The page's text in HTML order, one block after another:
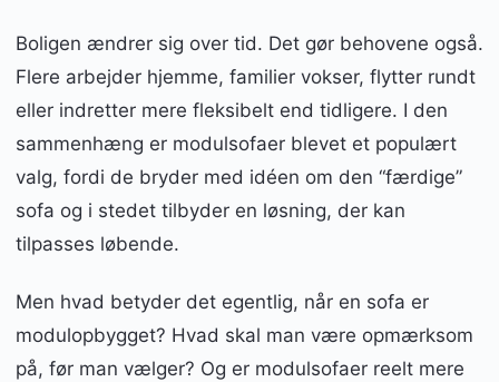
Boligen ændrer sig over tid. Det gør behovene også.
Flere arbejder hjemme, familier vokser, flytter rundt
eller indretter mere fleksibelt end tidligere. I den
sammenhæng er modulsofaer blevet et populært
valg, fordi de bryder med idéen om den “færdige”
sofa og i stedet tilbyder en løsning, der kan
tilpasses løbende.
Men hvad betyder det egentlig, når en sofa er
modulopbygget? Hvad skal man være opmærksom
på, før man vælger? Og er modulsofaer reelt mere